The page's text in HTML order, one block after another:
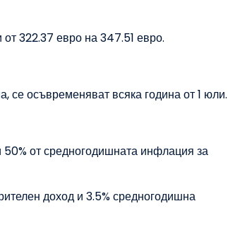
322.37 евро на 347.51 евро.
се осъвременяват всяка година от 1 юли.
от средногодишната инфлация за
доход и 3.5% средногодишна